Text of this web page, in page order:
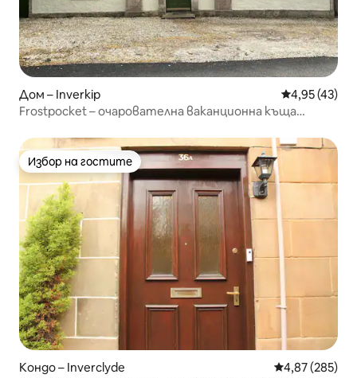
Дом – Inverkip Средна
4,95 (43)
Frostpocket – очарователна ваканционна къща
Избор на гостите
Избор на гостите
Кондо – Inverclyde Средна
4,87 (285)